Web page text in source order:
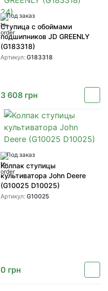
Под заказ
Ступица с обоймами
подшипников JD GREENLY
(G183318)
Артикул: G183318
3 608 грн
Под заказ
Колпак ступицы
культиватора John Deere
(G10025 D10025)
Артикул: G10025
0 грн